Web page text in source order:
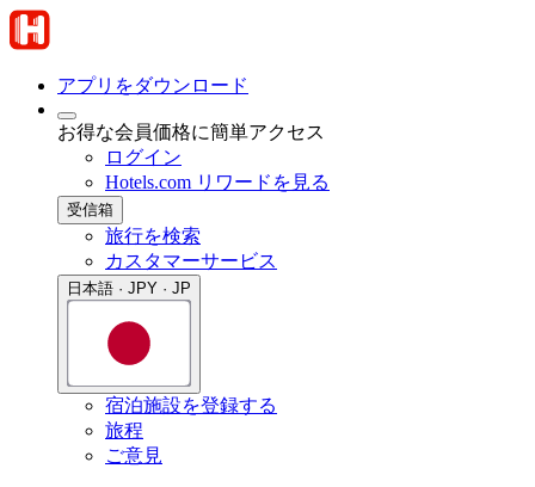
アプリをダウンロード
お得な会員価格に簡単アクセス
ログイン
Hotels.com リワードを見る
受信箱
旅行を検索
カスタマーサービス
日本語 · JPY · JP
宿泊施設を登録する
旅程
ご意見